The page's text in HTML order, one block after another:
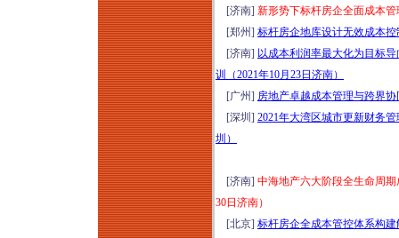
[济南] 新形势下标杆房企全面成本
[郑州] 标杆房企地库设计无效成本
[济南] 以成本利润率最大化为目标
训（2021年10月23日济南）
[广州] 房地产卓越成本管理与跨界
[深圳] 2021年大湾区城市更新财务
圳）
[济南] 中海地产六大阶段全生命周
30日济南）
[北京] 标杆房企全成本管控体系构